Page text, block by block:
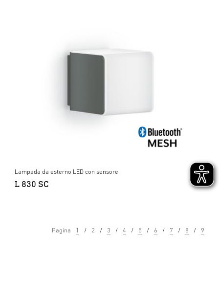
Lampada da esterno LED con sensore
L 830 SC
Pagina 1 2 3 4 5 6 7 8 9